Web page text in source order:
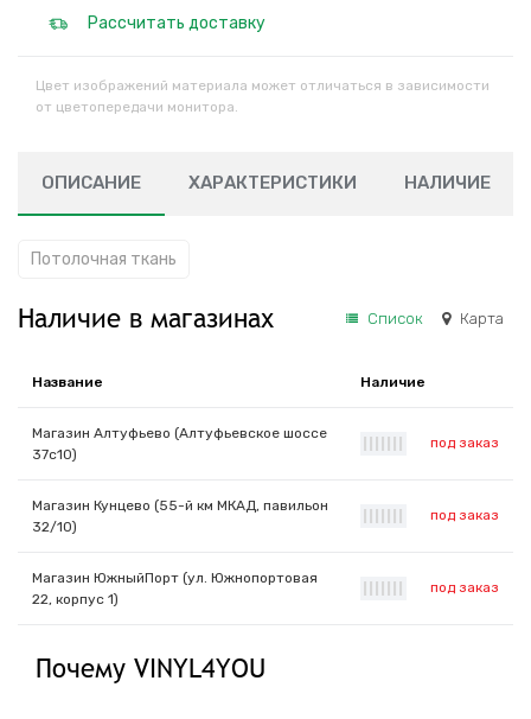
Рассчитать доставку
Цвет изображений материала может отличаться в зависимости
от цветопередачи монитора.
ОПИСАНИЕ ХАРАКТЕРИСТИКИ НАЛИЧИЕ
Потолочная ткань
Наличие в магазинах Список Карта
Название Наличие
Магазин Алтуфьево (Алтуфьевское шоссе
37с10)
под заказ
Магазин Кунцево (55-й км МКАД, павильон
32/10)
под заказ
Магазин ЮжныйПорт (ул. Южнопортовая
22, корпус 1)
под заказ
Почему VINYL4YOU